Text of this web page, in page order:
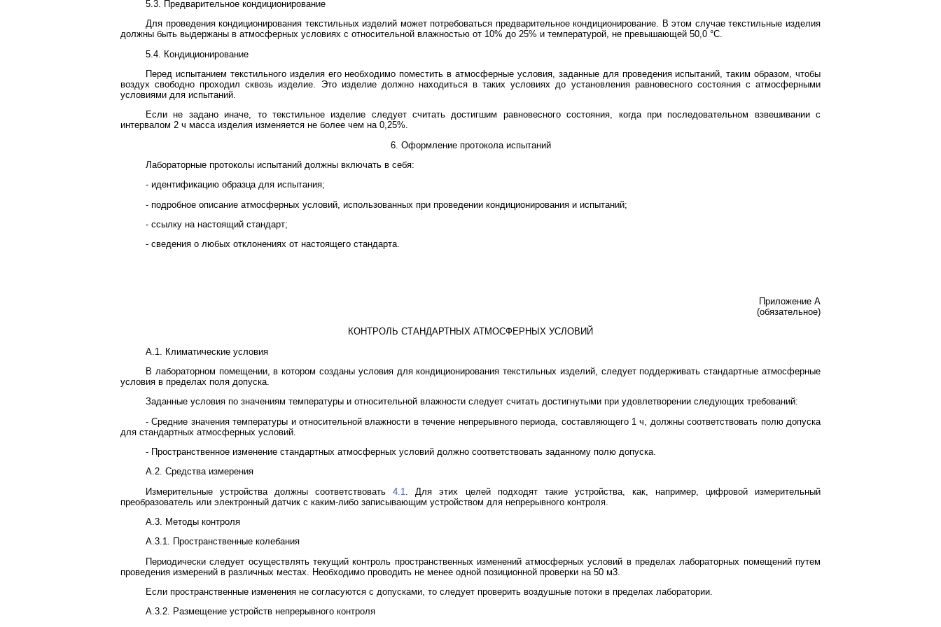
5.3. Предварительное кондиционирование
Для проведения кондиционирования текстильных изделий может потребоваться предварительное кондиционирование. В этом случае текстильные изделия
должны быть выдержаны в атмосферных условиях с относительной влажностью от 10% до 25% и температурой, не превышающей 50,0 °C.
5.4. Кондиционирование
Перед испытанием текстильного изделия его необходимо поместить в атмосферные условия, заданные для проведения испытаний, таким образом, чтобы
воздух свободно проходил сквозь изделие. Это изделие должно находиться в таких условиях до установления равновесного состояния с атмосферными
условиями для испытаний.
Если не задано иначе, то текстильное изделие следует считать достигшим равновесного состояния, когда при последовательном взвешивании с
интервалом 2 ч масса изделия изменяется не более чем на 0,25%.
6. Оформление протокола испытаний
Лабораторные протоколы испытаний должны включать в себя:
- идентификацию образца для испытания;
- подробное описание атмосферных условий, использованных при проведении кондиционирования и испытаний;
- ссылку на настоящий стандарт;
- сведения о любых отклонениях от настоящего стандарта.
Приложение A
(обязательное)
КОНТРОЛЬ СТАНДАРТНЫХ АТМОСФЕРНЫХ УСЛОВИЙ
A.1. Климатические условия
В лабораторном помещении, в котором созданы условия для кондиционирования текстильных изделий, следует поддерживать стандартные атмосферные
условия в пределах поля допуска.
Заданные условия по значениям температуры и относительной влажности следует считать достигнутыми при удовлетворении следующих требований:
- Средние значения температуры и относительной влажности в течение непрерывного периода, составляющего 1 ч, должны соответствовать полю допуска
для стандартных атмосферных условий.
- Пространственное изменение стандартных атмосферных условий должно соответствовать заданному полю допуска.
A.2. Средства измерения
Измерительные устройства должны соответствовать4.1
. Для этих целей подходят такие устройства, как, например, цифровой измерительный
преобразователь или электронный датчик с каким-либо записывающим устройством для непрерывного контроля.
A.3. Методы контроля
A.3.1. Пространственные колебания
Периодически следует осуществлять текущий контроль пространственных изменений атмосферных условий в пределах лабораторных помещений путем
проведения измерений в различных местах. Необходимо проводить не менее одной позиционной проверки на 50 м3.
Если пространственные изменения не согласуются с допусками, то следует проверить воздушные потоки в пределах лаборатории.
A.3.2. Размещение устройств непрерывного контроля